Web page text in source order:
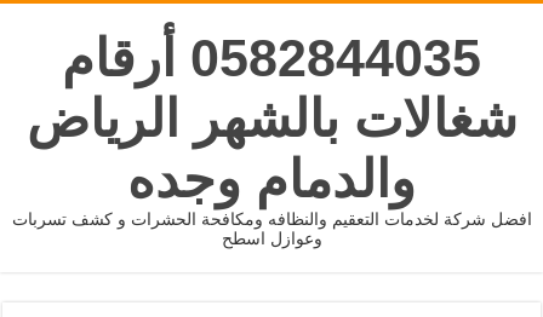
0582844035 أرقام
شغالات بالشهر الرياض
والدمام وجده
افضل شركة لخدمات التعقيم والنظافه ومكافحة الحشرات و كشف تسربات
وعوازل اسطح